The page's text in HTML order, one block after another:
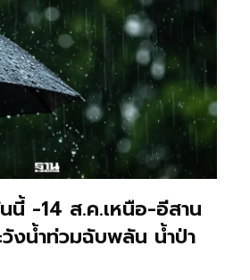
นี้ -14 ส.ค.เหนือ-อีสาน
งน้ำท่วมฉับพลัน น้ำป่า